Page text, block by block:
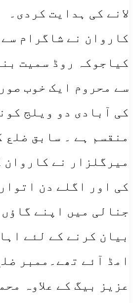
لانے کی ہدایت کردی۔
کاروان نے شاگرام
کیاجوکہ روڈ سمیت
سے محروم ایک خوب
کی آبادی دو ویلج
منقسم ہے ۔ سابق ضلع
میرگلزار نے کاروان
کی اور اگلے دن
جنالی میں اپنے
بیان کرنے کے لئے
امڈ آئے تھے۔ممبر
عزیز بیگ کے علاوہ